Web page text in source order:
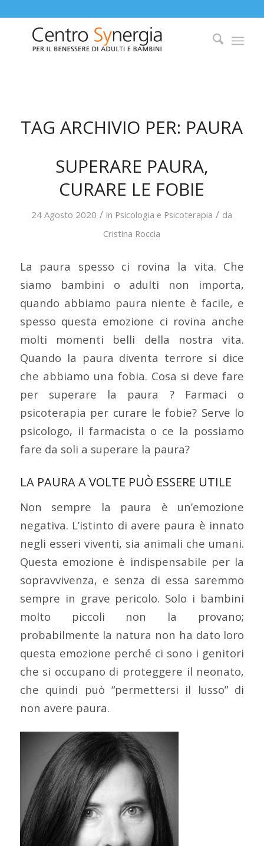
TAG ARCHIVIO PER: PAURA
SUPERARE PAURA,
CURARE LE FOBIE
24 Agosto 2020 / in Psicologia e Psicoterapia / da
Cristina Roccia
La paura spesso ci rovina la vita. Che
siamo bambini o adulti non importa,
quando abbiamo paura niente è facile, e
spesso questa emozione ci rovina anche
molti momenti belli della nostra vita.
Quando la paura diventa terrore si dice
che abbiamo una fobia. Cosa si deve fare
per superare la paura ? Farmaci o
psicoterapia per curare le fobie? Serve lo
psicologo, il farmacista o ce la possiamo
fare da soli a superare la paura?
LA PAURA A VOLTE PUÒ ESSERE UTILE
Non sempre la paura è un’emozione
negativa. L’istinto di avere paura è innato
negli esseri viventi, sia animali che umani.
Questa emozione è indispensabile per la
sopravvivenza, e senza di essa saremmo
sempre in grave pericolo. Solo i bambini
molto piccoli non la provano;
probabilmente la natura non ha dato loro
questa emozione perché ci sono i genitori
che si occupano di proteggere il neonato,
che quindi può “permettersi il lusso” di
non avere paura.